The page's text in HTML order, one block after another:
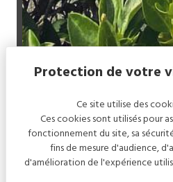
Maison
Ce site utilise des
Ces cookies sont utilisés pour
fonctionnement du site, sa
fins de mesure d'audience,
d'amélioration de l'expérience